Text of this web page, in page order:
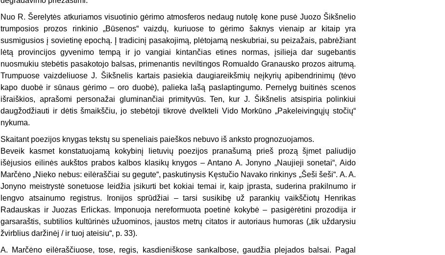
Nuo R. Šerelytės atkuriamos visuotinio gėrimo atmosferos nedaug nutolę kone pusė Juozo Šikšnelio
trumposios prozos rinkinio „Būsenos“ vaizdų, kuriuose to gėrimo šaknys vienaip ar kitaip yra
susmigusios į sovietinę epochą. Į tradicinį pasakojimą, plėtojamą neskubriai, su peizažais, pabrėžiant
lėtą provincijos gyvenimo tempą ir jo vangiai kintančias etines normas, įsilieja dar sugebantis
nuosmukiu stebėtis pasakotojo balsas, primenantis neviltingos Romualdo Granausko prozos aitrumą.
Trumpuose vaizdeliuose J. Šikšnelis kartais pasiekia daugiareikšmių neįkyrių apibendrinimų (tėvo
kapo duobė ir sūnaus gėrimo – oro duobė), palieka lašą paslaptingumo. Pernelyg buitinės scenos
išraiškios, aprašomi personažai gluminančiai primityvūs. Ten, kur J. Šikšnelis atsispiria polinkiui
daugžodžiauti ir dėtis šmaikščiu, jo stebėtoji tikrovė dvelkteli Vido Morkūno „Pakeleivingųjų stočių“
nykuma.
Skaitant poezijos knygas tekstų su speneliais paieškos nebuvo iš anksto prognozuojamos.
Beveik kasmet konstatuojamą kokybinį lietuvių poezijos pranašumą prieš prozą šįmet paliudijo
išėjusios eilinės aukštos prabos kalbos klasikų knygos – Antano A. Jonyno „Naujieji sonetai“, Aido
Marčėno „Nieko nebus: eilėraščiai su gegute“, paskutinysis Kęstučio Navako rinkinys „Šeši šeši“. A. A.
Jonyno meistrystė sonetuose leidžia įsikurti bet kokiai temai ir, kaip įprasta, suderina prakilnumo ir
lengvo atsainumo registrus. Ironijos sprūdžiai – tarsi susikibę už parankių vaikščiotų Henrikas
Radauskas ir Juozas Erlickas. Imponuoja nereformuota poetinė kokybė – pasigėrėtini prozodija ir
garsaraštis, subtilios kultūrinės užuominos, įaustos metrų citatos ir autoriaus humoras („tik uždarysiu
žvirblius daržinėj / ir tuoj ateisiu“, p. 33).
A. Marčėno eilėraščiuose, tose, regis, kasdieniškose sankalbose, gaudžia plejados balsai. Pagal